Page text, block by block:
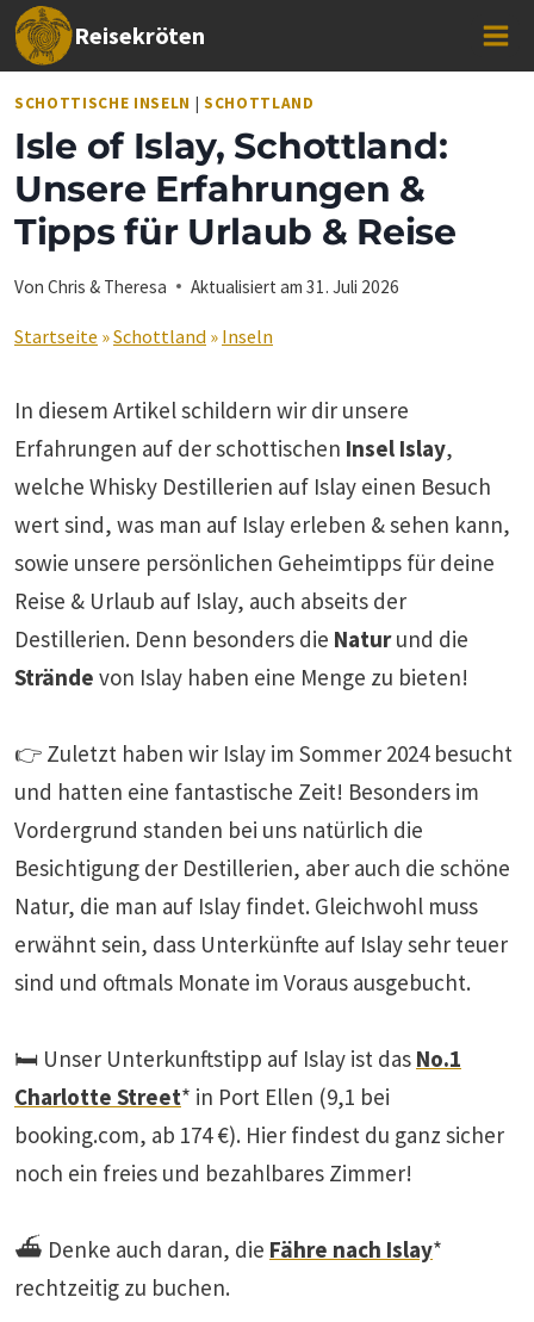
Zum
Inhalt
springen
Reisekröten
SCHOTTISCHE INSELN | SCHOTTLAND
Isle of Islay, Schottland:
Unsere Erfahrungen &
Tipps für Urlaub & Reise
Von Chris & Theresa Aktualisiert am 31. Juli 2026
Startseite »Schottland » Inseln
In diesem Artikel schildern wir dir unsere
Erfahrungen auf der schottischen Insel Islay,
welche Whisky Destillerien auf Islay einen Besuch
wert sind, was man auf Islay erleben & sehen kann,
sowie unsere persönlichen Geheimtipps für deine
Reise & Urlaub auf Islay, auch abseits der
Destillerien. Denn besonders die Naturund die
Strände von Islay haben eine Menge zu bieten!
👉 Zuletzt haben wir Islay im Sommer 2024 besucht
und hatten eine fantastische Zeit! Besonders im
Vordergrund standen bei uns natürlich die
Besichtigung der Destillerien, aber auch die schöne
Natur, die man auf Islay findet. Gleichwohl muss
erwähnt sein, dass Unterkünfte auf Islay sehr teuer
sind und oftmals Monate im Voraus ausgebucht.
🛏️ Unser Unterkunftstipp auf Islay ist das No.1
Charlotte Street* in Port Ellen (9,1 bei
booking.com, ab 174 €). Hier findest du ganz sicher
noch ein freies und bezahlbares Zimmer!
⛴️ Denke auch daran, die Fähre nach Islay*
rechtzeitig zu buchen.